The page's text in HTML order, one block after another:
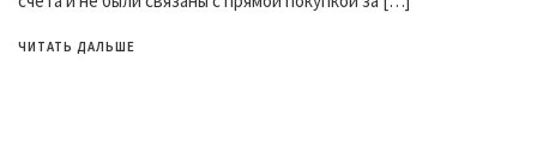
ЧИТАТЬ ДАЛЬШЕ